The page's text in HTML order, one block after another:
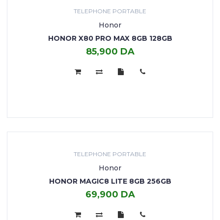
TELEPHONE PORTABLE
Honor
HONOR X80 PRO MAX 8GB 128GB
85,900 DA
TELEPHONE PORTABLE
Honor
HONOR MAGIC8 LITE 8GB 256GB
69,900 DA